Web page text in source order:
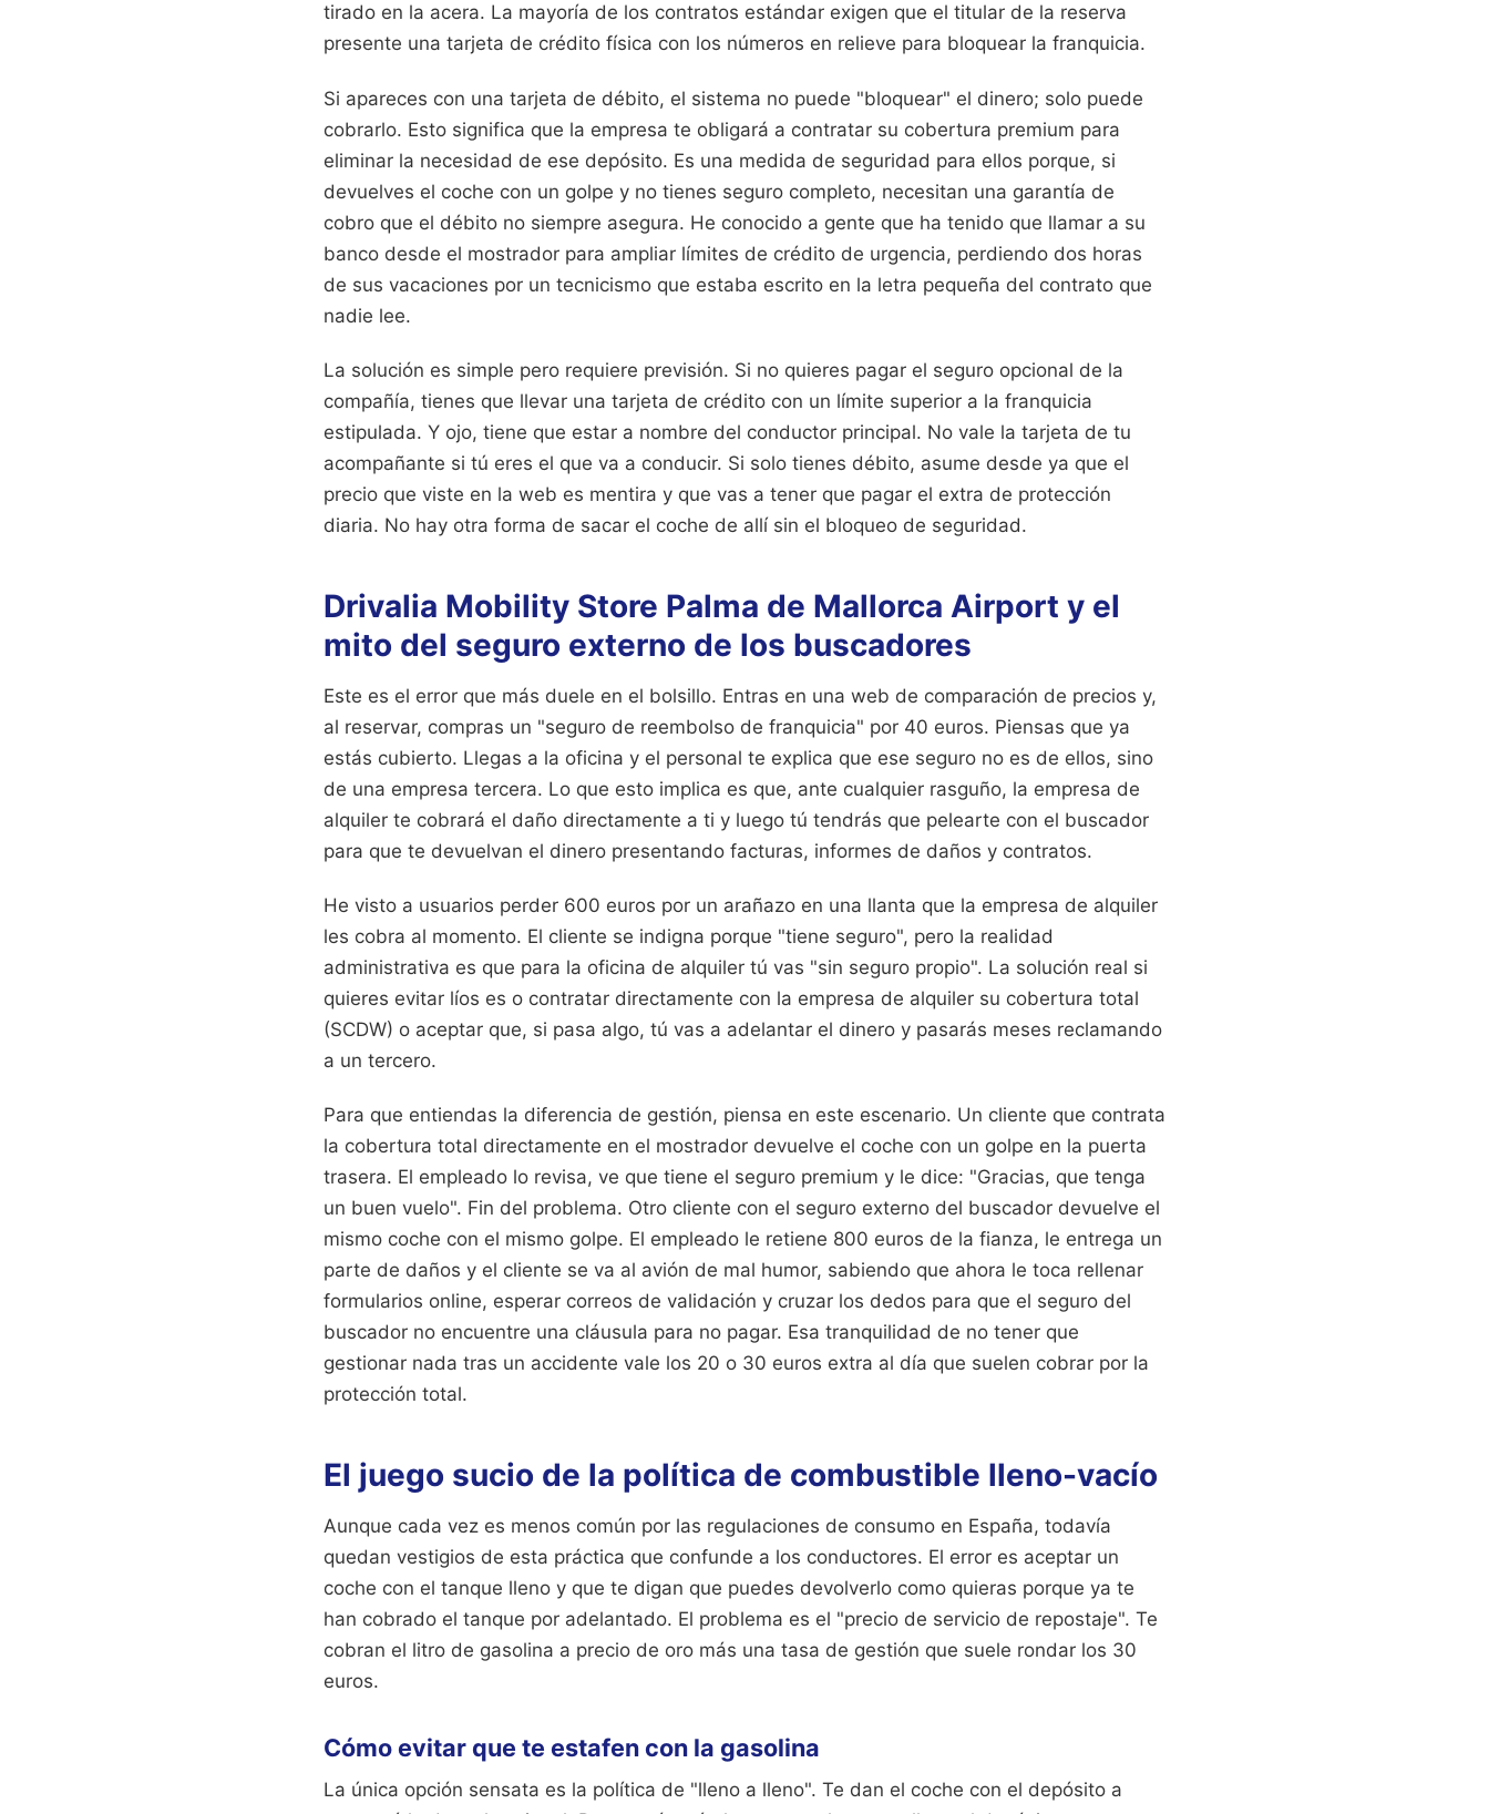
tirado en la acera. La mayoría de los contratos estándar exigen que el titular de la reserva
presente una tarjeta de crédito física con los números en relieve para bloquear la franquicia.
Si apareces con una tarjeta de débito, el sistema no puede "bloquear" el dinero; solo puede
cobrarlo. Esto significa que la empresa te obligará a contratar su cobertura premium para
eliminar la necesidad de ese depósito. Es una medida de seguridad para ellos porque, si
devuelves el coche con un golpe y no tienes seguro completo, necesitan una garantía de
cobro que el débito no siempre asegura. He conocido a gente que ha tenido que llamar a su
banco desde el mostrador para ampliar límites de crédito de urgencia, perdiendo dos horas
de sus vacaciones por un tecnicismo que estaba escrito en la letra pequeña del contrato que
nadie lee.
La solución es simple pero requiere previsión. Si no quieres pagar el seguro opcional de la
compañía, tienes que llevar una tarjeta de crédito con un límite superior a la franquicia
estipulada. Y ojo, tiene que estar a nombre del conductor principal. No vale la tarjeta de tu
acompañante si tú eres el que va a conducir. Si solo tienes débito, asume desde ya que el
precio que viste en la web es mentira y que vas a tener que pagar el extra de protección
diaria. No hay otra forma de sacar el coche de allí sin el bloqueo de seguridad.
Drivalia Mobility Store Palma de Mallorca Airport y el
mito del seguro externo de los buscadores
Este es el error que más duele en el bolsillo. Entras en una web de comparación de precios y,
al reservar, compras un "seguro de reembolso de franquicia" por 40 euros. Piensas que ya
estás cubierto. Llegas a la oficina y el personal te explica que ese seguro no es de ellos, sino
de una empresa tercera. Lo que esto implica es que, ante cualquier rasguño, la empresa de
alquiler te cobrará el daño directamente a ti y luego tú tendrás que pelearte con el buscador
para que te devuelvan el dinero presentando facturas, informes de daños y contratos.
He visto a usuarios perder 600 euros por un arañazo en una llanta que la empresa de alquiler
les cobra al momento. El cliente se indigna porque "tiene seguro", pero la realidad
administrativa es que para la oficina de alquiler tú vas "sin seguro propio". La solución real si
quieres evitar líos es o contratar directamente con la empresa de alquiler su cobertura total
(SCDW) o aceptar que, si pasa algo, tú vas a adelantar el dinero y pasarás meses reclamando
a un tercero.
Para que entiendas la diferencia de gestión, piensa en este escenario. Un cliente que contrata
la cobertura total directamente en el mostrador devuelve el coche con un golpe en la puerta
trasera. El empleado lo revisa, ve que tiene el seguro premium y le dice: "Gracias, que tenga
un buen vuelo". Fin del problema. Otro cliente con el seguro externo del buscador devuelve el
mismo coche con el mismo golpe. El empleado le retiene 800 euros de la fianza, le entrega un
parte de daños y el cliente se va al avión de mal humor, sabiendo que ahora le toca rellenar
formularios online, esperar correos de validación y cruzar los dedos para que el seguro del
buscador no encuentre una cláusula para no pagar. Esa tranquilidad de no tener que
gestionar nada tras un accidente vale los 20 o 30 euros extra al día que suelen cobrar por la
protección total.
El juego sucio de la política de combustible lleno-vacío
Aunque cada vez es menos común por las regulaciones de consumo en España, todavía
quedan vestigios de esta práctica que confunde a los conductores. El error es aceptar un
coche con el tanque lleno y que te digan que puedes devolverlo como quieras porque ya te
han cobrado el tanque por adelantado. El problema es el "precio de servicio de repostaje". Te
cobran el litro de gasolina a precio de oro más una tasa de gestión que suele rondar los 30
euros.
Cómo evitar que te estafen con la gasolina
La única opción sensata es la política de "lleno a lleno". Te dan el coche con el depósito a